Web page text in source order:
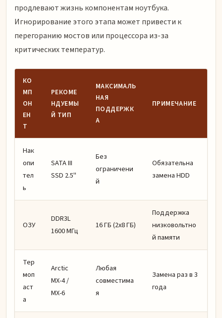
продлевают жизнь компонентам ноутбука.
Игнорирование этого этапа может привести к
перегоранию мостов или процессора из-за
критических температур.
КО
МП
ОН
ЕН
Т
РЕКОМЕ
НДУЕМЫ
Й ТИП
МАКСИМАЛЬ
НАЯ
ПОДДЕРЖК
А
ПРИМЕЧАНИЕ
Нак
опи
тел
ь
SATA III
SSD 2.5"
Без
ограничени
й
Обязательна
замена HDD
ОЗУ
DDR3L
1600 МГц
16 ГБ (2x8 ГБ)
Поддержка
низковольтно
й памяти
Тер
моп
аст
а
Arctic
MX-4 /
MX-6
Любая
совместима
я
Замена раз в 3
года